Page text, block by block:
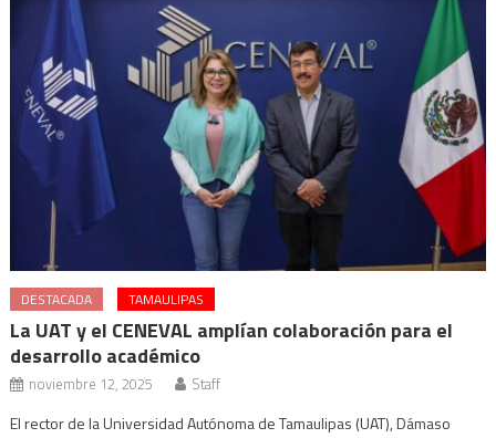
DESTACADA TAMAULIPAS
La UAT y el CENEVAL amplían colaboración para el
desarrollo académico
noviembre 12, 2025 Staff
El rector de la Universidad Autónoma de Tamaulipas (UAT), Dámaso